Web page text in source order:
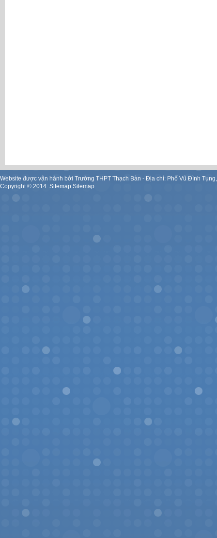
Website được vận hành bởi Trường THPT Thạch Bàn - Địa chỉ: Phố Vũ Đình
Copyright © 2014. Sitemap Sitemap